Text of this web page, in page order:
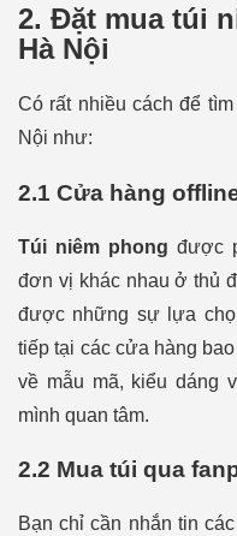
2. Đặt mua túi
Hà Nội
Có rất nhiều cách để
Nội như:
2.1 Cửa hàng
Túi niêm phong được
đơn vị khác nhau ở thủ
được những sự lựa
tiếp tại các cửa hàng
về mẫu mã, kiểu dáng
mình quan tâm.
2.2 Mua túi qua
Bạn chỉ cần nhắn tin